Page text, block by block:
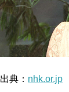
出典： nhk.or.jp